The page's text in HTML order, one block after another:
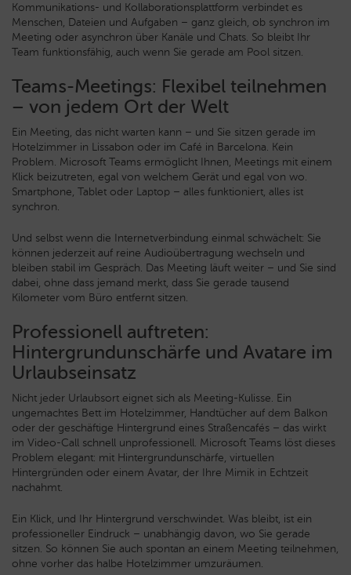
Kommunikations- und Kollaborationsplattform verbindet es
Menschen, Dateien und Aufgaben – ganz gleich, ob synchron im
Meeting oder asynchron über Kanäle und Chats. So bleibt Ihr
Team funktionsfähig, auch wenn Sie gerade am Pool sitzen.
Teams-Meetings: Flexibel teilnehmen
– von jedem Ort der Welt
Ein Meeting, das nicht warten kann – und Sie sitzen gerade im
Hotelzimmer in Lissabon oder im Café in Barcelona. Kein
Problem. Microsoft Teams ermöglicht Ihnen, Meetings mit einem
Klick beizutreten, egal von welchem Gerät und egal von wo.
Smartphone, Tablet oder Laptop – alles funktioniert, alles ist
synchron.
Und selbst wenn die Internetverbindung einmal schwächelt: Sie
können jederzeit auf reine Audioübertragung wechseln und
bleiben stabil im Gespräch. Das Meeting läuft weiter – und Sie sind
dabei, ohne dass jemand merkt, dass Sie gerade tausend
Kilometer vom Büro entfernt sitzen.
Professionell auftreten:
Hintergrundunschärfe und Avatare im
Urlaubseinsatz
Nicht jeder Urlaubsort eignet sich als Meeting-Kulisse. Ein
ungemachtes Bett im Hotelzimmer, Handtücher auf dem Balkon
oder der geschäftige Hintergrund eines Straßencafés – das wirkt
im Video-Call schnell unprofessionell. Microsoft Teams löst dieses
Problem elegant: mit Hintergrundunschärfe, virtuellen
Hintergründen oder einem Avatar, der Ihre Mimik in Echtzeit
nachahmt.
Ein Klick, und Ihr Hintergrund verschwindet. Was bleibt, ist ein
professioneller Eindruck – unabhängig davon, wo Sie gerade
sitzen. So können Sie auch spontan an einem Meeting teilnehmen,
ohne vorher das halbe Hotelzimmer umzuräumen.